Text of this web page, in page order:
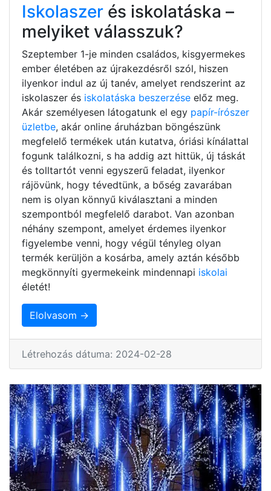
Iskolaszer és iskolatáska –
melyiket válasszuk?
Szeptember 1-je minden családos, kisgyermekes
ember életében az újrakezdésről szól, hiszen
ilyenkor indul az új tanév, amelyet rendszerint az
iskolaszer és iskolatáska beszerzése előz meg.
Akár személyesen látogatunk el egy papír-írószer
üzletbe, akár online áruházban böngészünk
megfelelő termékek után kutatva, óriási kínálattal
fogunk találkozni, s ha addig azt hittük, új táskát
és tolltartót venni egyszerű feladat, ilyenkor
rájövünk, hogy tévedtünk, a bőség zavarában
nem is olyan könnyű kiválasztani a minden
szempontból megfelelő darabot. Van azonban
néhány szempont, amelyet érdemes ilyenkor
figyelembe venni, hogy végül tényleg olyan
termék kerüljön a kosárba, amely aztán később
megkönnyíti gyermekeink mindennapi iskolai
életét!
Elolvasom →
Létrehozás dátuma: 2024-02-28